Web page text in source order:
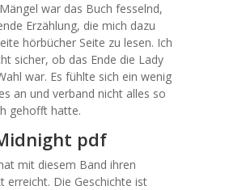
war das Buch fesselnd,
Erzählung, die mich dazu
hörbücher Seite zu lesen. Ich
sicher, ob das Ende die Lady
war. Es fühlte sich ein wenig
an und verband nicht alles so
gehofft hatte.
pdf
mit diesem Band ihren
erreicht. Die Geschichte ist